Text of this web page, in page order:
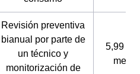
Revisión preventiva
bianual por parte de
un técnico y
monitorización de
5,99 €
mes*